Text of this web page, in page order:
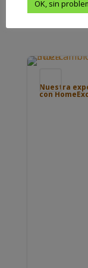
Nuestra
con
OK, sin